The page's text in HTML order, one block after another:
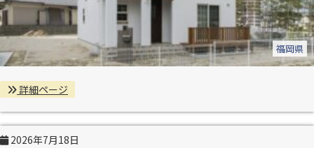
福岡県
詳細ページ
2026年7月18日